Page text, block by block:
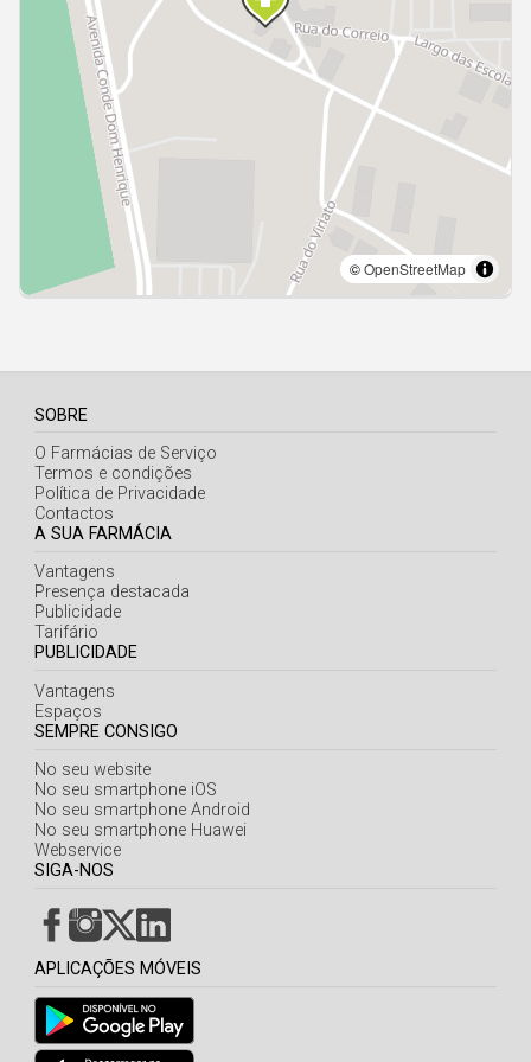
Açores
SOBRE
O Farmácias de Serviço
Termos e condições
Política de Privacidade
Contactos
A SUA FARMÁCIA
Vantagens
Presença destacada
Publicidade
Tarifário
PUBLICIDADE
Vantagens
Espaços
SEMPRE CONSIGO
No seu website
No seu smartphone iOS
No seu smartphone Android
No seu smartphone Huawei
Webservice
SIGA-NOS
APLICAÇÕES MÓVEIS